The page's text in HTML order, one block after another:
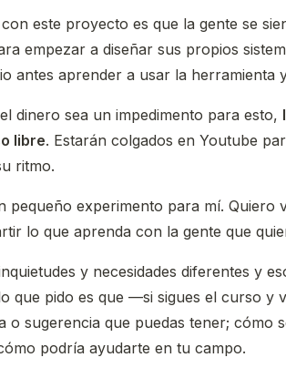
este proyecto es que la gente se
empezar a diseñar sus propios
antes aprender a usar la herramienta
dinero sea un impedimento para esto,
libre. Estarán colgados en Youtube
ritmo.
pequeño experimento para mí. Quiero
lo que aprenda con la gente que
y necesidades diferentes y
que pido es que —si sigues el curso y
o sugerencia que puedas tener; cómo
podría ayudarte en tu campo.